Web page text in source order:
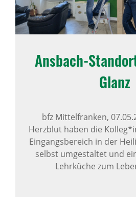
Ansbach-
Glanz
bfz Mittelfranken,
Herzblut haben die
Eingangsbereich in der
selbst umgestaltet und
Lehrküche zum